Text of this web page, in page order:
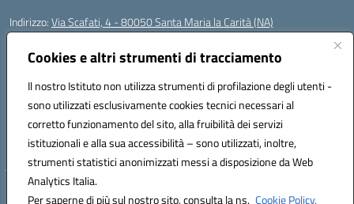
Cookies e altri strumenti di tracciamento
Il nostro Istituto non utilizza strumenti di profilazione degli utenti -
sono utilizzati esclusivamente cookies tecnici necessari al
corretto funzionamento del sito, alla fruibilità dei servizi
istituzionali e alla sua accessibilità – sono utilizzati, inoltre,
strumenti statistici anonimizzati messi a disposizione da Web
Analytics Italia.
Per saperne di più sul nostro sito, consulta la ns. Cookie Policy.
Indirizzo:Via Scafati, 4 - 80050 Santa Maria la Carità (NA)
Centralino:
Posta elettronica certificata (PEC):NAEE21900T@pec.istruzione.it
Codice fiscale: 90016250632
Codice meccanografico:NAEE21900T
Codice Indice delle Pubbliche Amministrazioni (IPA): istsc_naee21900t
Codice unico di fatturazione (CUF): UFZ0X6
Hosting & Powered by 3D Solution S.r.l.